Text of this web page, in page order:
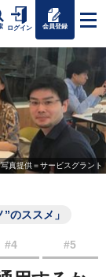
ログイン 会員登録
写真提供＝サービスグラント
のススメ」
#4 #5